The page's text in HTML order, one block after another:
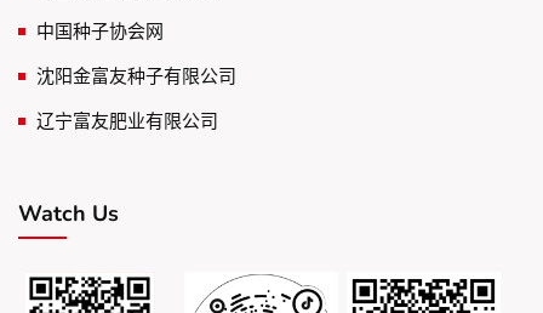
中国种子协会网
沈阳金富友种子有限公司
辽宁富友肥业有限公司
Watch Us